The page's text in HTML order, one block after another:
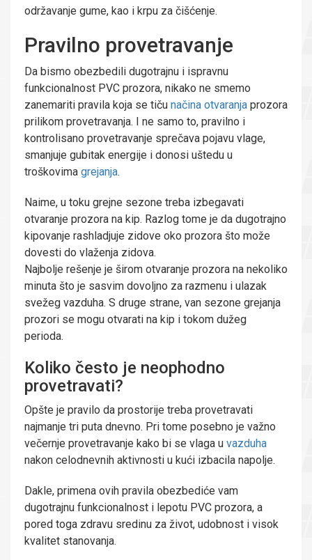
održavanje gume, kao i krpu za čišćenje.
Pravilno provetravanje
Da bismo obezbedili dugotrajnu i ispravnu
funkcionalnost PVC prozora, nikako ne smemo
zanemariti pravila koja se tiču načina otvaranja prozora
prilikom provetravanja. I ne samo to, pravilno i
kontrolisano provetravanje sprečava pojavu vlage,
smanjuje gubitak energije i donosi uštedu u
troškovima grejanja.
Naime, u toku grejne sezone treba izbegavati
otvaranje prozora na kip. Razlog tome je da dugotrajno
kipovanje rashladjuje zidove oko prozora što može
dovesti do vlaženja zidova.
Najbolje rešenje je širom otvaranje prozora na nekoliko
minuta što je sasvim dovoljno za razmenu i ulazak
svežeg vazduha. S druge strane, van sezone grejanja
prozori se mogu otvarati na kip i tokom dužeg
perioda.
Koliko često je neophodno
provetravati?
Opšte je pravilo da prostorije treba provetravati
najmanje tri puta dnevno. Pri tome posebno je važno
večernje provetravanje kako bi se vlaga u vazduha
nakon celodnevnih aktivnosti u kući izbacila napolje.
Dakle, primena ovih pravila obezbediće vam
dugotrajnu funkcionalnost i lepotu PVC prozora, a
pored toga zdravu sredinu za život, udobnost i visok
kvalitet stanovanja.